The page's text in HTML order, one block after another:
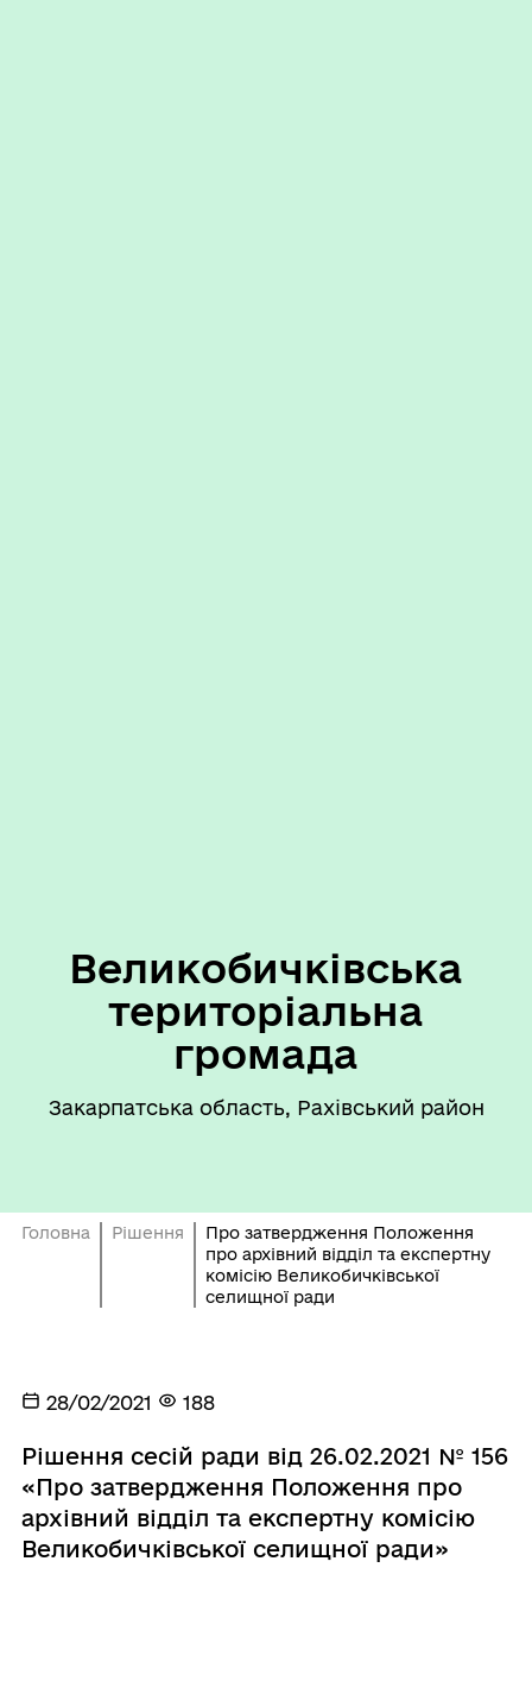
Великобичківська
територіальна
громада
Закарпатська область, Рахівський район
Головна Рішення
Про затвердження Положення
про архівний відділ та експертну
комісію Великобичківської
селищної ради
28/02/2021 188
Рішення сесій ради від 26.02.2021 № 156
«Про затвердження Положення про
архівний відділ та експертну комісію
Великобичківської селищної ради»